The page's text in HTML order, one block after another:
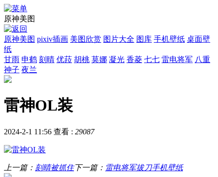
原神美图
原神美图 pixiv插画 美图欣赏 图片大全 图库 手机壁纸 桌面壁
纸
甘雨 申鹤 刻晴 优菈 胡桃 莫娜 凝光 香菱 七七 雷电将军 八重
神子 夜兰
雷神OL装
2024-2-1 11:56 查看 : 29087
上一篇： 刻晴被抓住下一篇： 雷电将军拔刀手机壁纸